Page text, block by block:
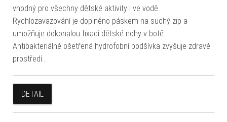
vhodný pro všechny dětské aktivity i ve vodě.
Rychlozavazování je doplněno páskem na suchý zip a
umožňuje dokonalou fixaci dětské nohy v botě.
Antibakteriálně ošetřená hydrofobní podšívka zvyšuje zdravé
prostředí…
DETAIL